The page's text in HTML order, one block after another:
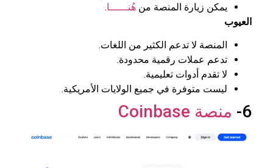
يمكن زيارة المنصة من هُنــــــا.
العيوب
المنصة لا تدعم الكثير من اللغات.
تدعم عملات رقمية محدودة.
لا تقدم أدوات تعليمية.
ليست متوفرة في جميع الولايات الأمريكية.
6- منصة Coinbase